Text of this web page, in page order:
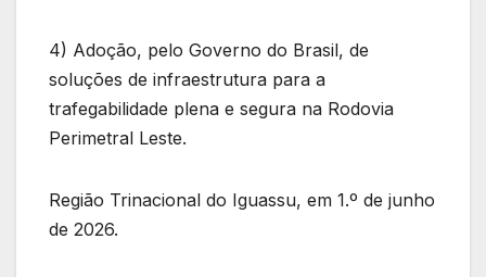
4) Adoção, pelo Governo do Brasil, de
soluções de infraestrutura para a
trafegabilidade plena e segura na Rodovia
Perimetral Leste.
Região Trinacional do Iguassu, em 1.º de junho
de 2026.